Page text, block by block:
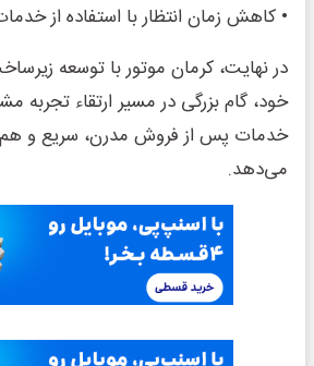
• کاهش زمان انتظار با استفاده از
در نهایت، کرمان موتور با توسعه
خود، گام بزرگی در مسیر ارتقاء تجربه
خدمات پس از فروش مدرن، سریع و هم
می‌دهد.